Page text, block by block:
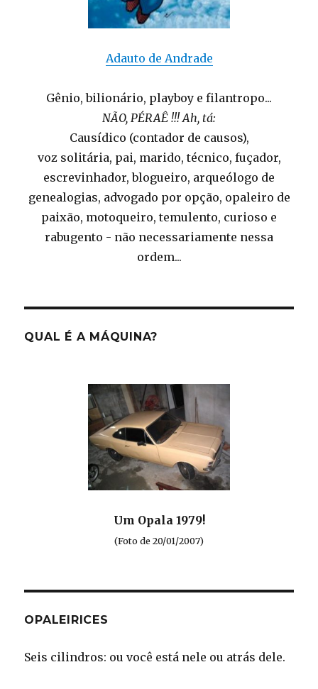
Adauto de Andrade
Gênio, bilionário, playboy e filantropo...
NÃO, PÉRAÊ !!! Ah, tá:
Causídico (contador de causos),
voz solitária, pai, marido, técnico, fuçador,
escrevinhador, blogueiro, arqueólogo de
genealogias, advogado por opção, opaleiro de
paixão, motoqueiro, temulento, curioso e
rabugento - não necessariamente nessa
ordem...
QUAL É A MÁQUINA?
Um Opala 1979!
(Foto de 20/01/2007)
OPALEIRICES
Seis cilindros: ou você está nele ou atrás dele.